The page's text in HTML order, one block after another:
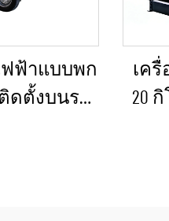
ฟฟ้าแบบพก
ดตั้งบนรถ
เค
20